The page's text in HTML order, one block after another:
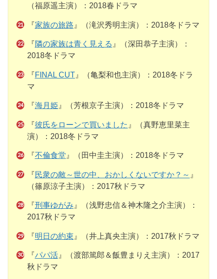
（福原遥主演）：2018春ドラマ
『家族の旅路 』（滝沢秀明主演）：2018冬ドラマ
『隣の家族は青く見える 』（深田恭子主演）：
2018冬ドラマ
『FINAL CUT』（亀梨和也主演）：2018冬ドラ
マ
『海月姫 』（芳根京子主演）：2018冬ドラマ
『彼氏をローンで買いました 』（真野恵里菜主
演）：2018冬ドラマ
『不倫食堂 』（田中圭主演）：2018冬ドラマ
『民衆の敵～世の中、おかしくないですか？～ 』
（篠原涼子主演）：2017秋ドラマ
『刑事ゆがみ 』（浅野忠信＆神木隆之介主演）：
2017秋ドラマ
『明日の約束 』（井上真央主演）：2017秋ドラマ
『パパ活』（渡部篤郎＆飯豊まりえ主演）：2017
秋ドラマ